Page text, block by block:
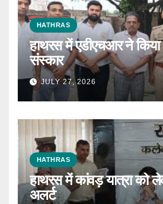
HATHRAS
हाथरस में एडीएचआर ने किया
संस्कार
JULY 27, 2026
HATHRAS
हाथरस में कांवड़ यात्रा को
अलर्ट